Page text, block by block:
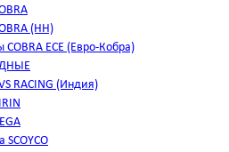
(HH)
ECE (Евро-Кобра)
RACING (Индия)